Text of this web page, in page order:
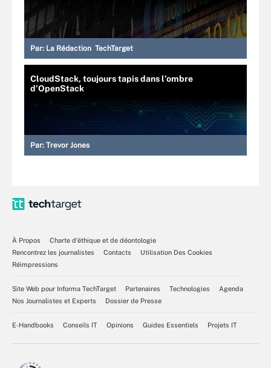
Par: La Rédaction TechTarget
CloudStack, toujours tapis dans l’ombre
d’OpenStack
Par: Trevor Jones
À Propos
Charte d’éthique et de déontologie
Rencontrez les journalistes
Contacts
Utilisation Des Cookies
Réimpressions
Site Web pour Informa TechTarget Partenaires Technologies
Agenda
Nos Journalistes et Experts
Dossier de Presse
E-Handbooks Conseils IT Opinions Guides Essentiels Projets IT